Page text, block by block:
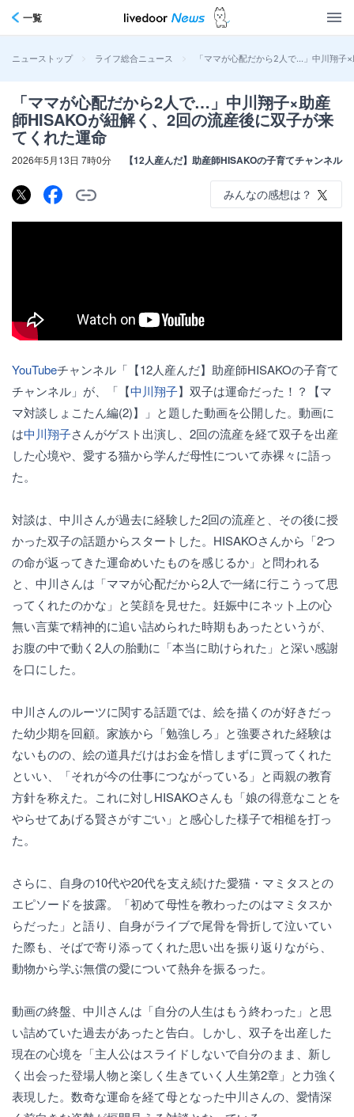
一覧
ニューストップ > ライフ総合ニュース > 「ママが心配だから2人で…」中川翔子
「ママが心配だから2人で…」中川翔子×助産
師HISAKOが紐解く、2回の流産後に双子が来
てくれた運命
2026年5月13日 7時0分 【12人産んだ】助産師HISAKOの子育てチャンネル
みんなの感想は？
YouTubeチャンネル「【12人産んだ】助産師HISAKOの子育て
チャンネル」が、「【中川翔子】双子は運命だった！？【マ
マ対談しょこたん編(2)】」と題した動画を公開した。動画に
は中川翔子さんがゲスト出演し、2回の流産を経て双子を出産
した心境や、愛する猫から学んだ母性について赤裸々に語っ
た。
対談は、中川さんが過去に経験した2回の流産と、その後に授
かった双子の話題からスタートした。HISAKOさんから「2つ
の命が返ってきた運命めいたものを感じるか」と問われる
と、中川さんは「ママが心配だから2人で一緒に行こうって思
ってくれたのかな」と笑顔を見せた。妊娠中にネット上の心
無い言葉で精神的に追い詰められた時期もあったというが、
お腹の中で動く2人の胎動に「本当に助けられた」と深い感謝
を口にした。
中川さんのルーツに関する話題では、絵を描くのが好きだっ
た幼少期を回顧。家族から「勉強しろ」と強要された経験は
ないものの、絵の道具だけはお金を惜しまずに買ってくれた
といい、「それが今の仕事につながっている」と両親の教育
方針を称えた。これに対しHISAKOさんも「娘の得意なことを
やらせてあげる賢さがすごい」と感心した様子で相槌を打っ
た。
さらに、自身の10代や20代を支え続けた愛猫・マミタスとの
エピソードを披露。「初めて母性を教わったのはマミタスか
らだった」と語り、自身がライブで尾骨を骨折して泣いてい
た際も、そばで寄り添ってくれた思い出を振り返りながら、
動物から学ぶ無償の愛について熱弁を振るった。
動画の終盤、中川さんは「自分の人生はもう終わった」と思
い詰めていた過去があったと告白。しかし、双子を出産した
現在の心境を「主人公はスライドしないで自分のまま、新し
く出会った登場人物と楽しく生きていく人生第2章」と力強く
表現した。数奇な運命を経て母となった中川さんの、愛情深